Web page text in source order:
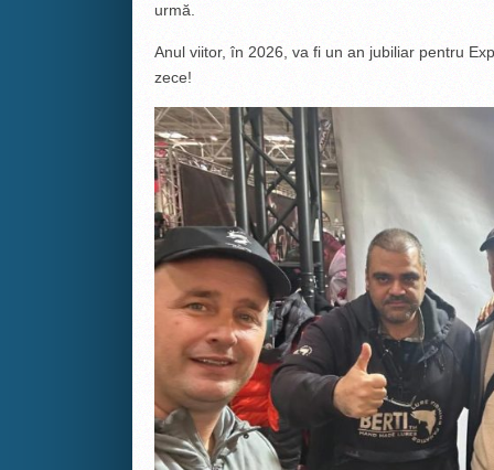
urmă.
Anul viitor, în 2026, va fi un an jubiliar pentru
zece!